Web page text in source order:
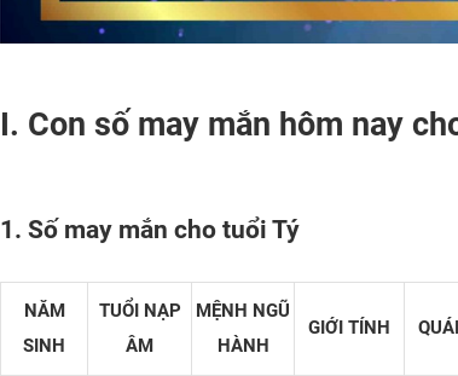
I. Con số may mắn hôm nay
1. Số may mắn cho tuổi Tý
NĂM
SINH
TUỔI NẠP
ÂM
MỆNH NGŨ
HÀNH
GIỚI TÍNH